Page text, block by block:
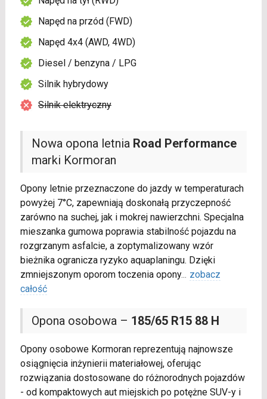
Nowa opona letnia Road Performance
marki Kormoran
Opony letnie przeznaczone do jazdy w temperaturach
powyżej 7°C, zapewniają doskonałą przyczepność
zarówno na suchej, jak i mokrej nawierzchni. Specjalna
mieszanka gumowa poprawia stabilność pojazdu na
rozgrzanym asfalcie, a zoptymalizowany wzór
bieżnika ogranicza ryzyko aquaplaningu. Dzięki
zmniejszonym oporom toczenia opony... zobacz
całość
Opona osobowa – 185/65 R15 88 H
Opony osobowe Kormoran reprezentują najnowsze
osiągnięcia inżynierii materiałowej, oferując
rozwiązania dostosowane do różnorodnych pojazdów
- od kompaktowych aut miejskich po potężne SUV-y i
Napęd na przód (FWD)
Napęd 4x4 (AWD, 4WD)
Diesel / benzyna / LPG
Silnik hybrydowy
Silnik elektryczny